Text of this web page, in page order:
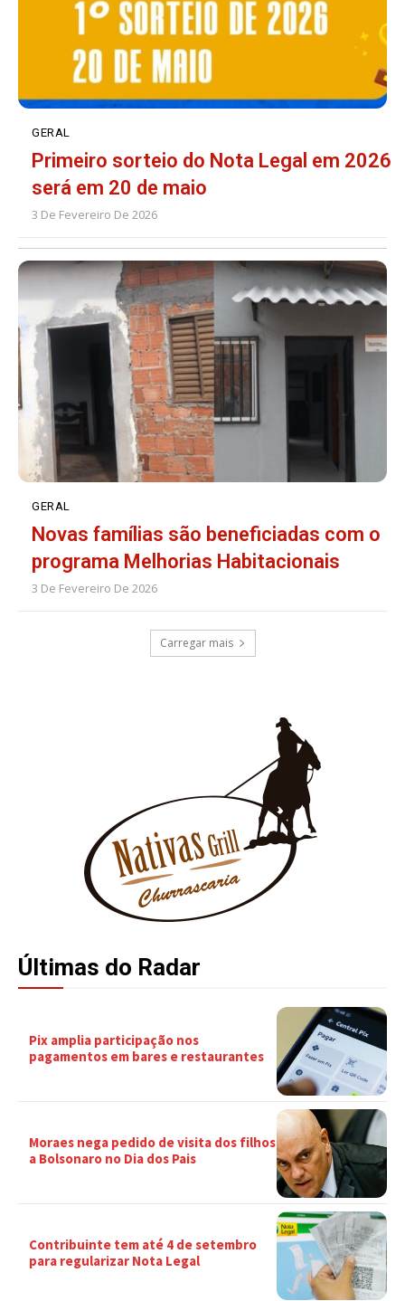
GERAL
Primeiro sorteio do Nota Legal em 2026
será em 20 de maio
3 De Fevereiro De 2026
GERAL
Novas famílias são beneficiadas com o
programa Melhorias Habitacionais
3 De Fevereiro De 2026
Carregar mais
Últimas do Radar
Pix amplia participação nos
pagamentos em bares e restaurantes
Moraes nega pedido de visita dos filhos
a Bolsonaro no Dia dos Pais
Contribuinte tem até 4 de setembro
para regularizar Nota Legal